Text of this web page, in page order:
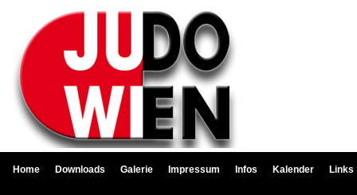
Home Downloads Galerie Impressum Infos Kalender Links